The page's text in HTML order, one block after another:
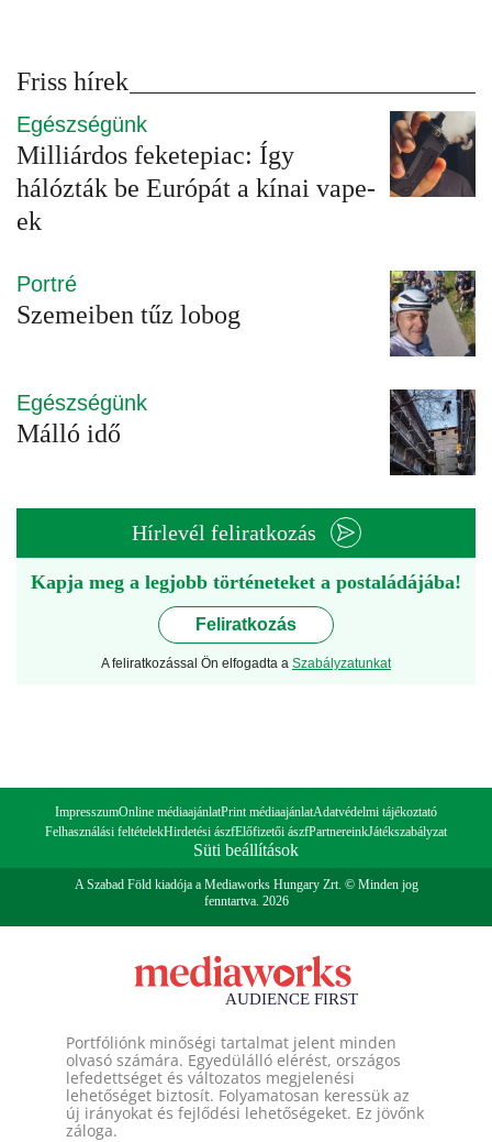
Friss hírek
Egészségünk
Milliárdos feketepiac: Így
hálózták be Európát a kínai vape-
ek
Portré
Szemeiben tűz lobog
Egészségünk
Málló idő
Hírlevél feliratkozás
Kapja meg a legjobb történeteket a postaládájába!
Feliratkozás
A feliratkozással Ön elfogadta a Szabályzatunkat
ImpresszumOnline médiaajánlatPrint médiaajánlatAdatvédelmi tájékoztató
Felhasználási feltételekHirdetési ászfElőfizetői ászfPartnereinkJátékszabályzat
Süti beállítások
A Szabad Föld kiadója a Mediaworks Hungary Zrt. © Minden jog
fenntartva. 2026
Portfóliónk minőségi tartalmat jelent minden
olvasó számára. Egyedülálló elérést, országos
lefedettséget és változatos megjelenési
lehetőséget biztosít. Folyamatosan keressük az
új irányokat és fejlődési lehetőségeket. Ez jövőnk
záloga.